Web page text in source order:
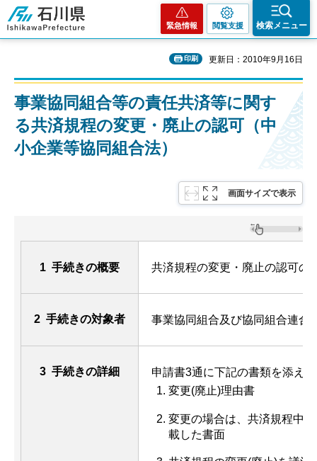
石川県
緊急情報 閲覧支援 検索メニュー
印刷 更新日：2010年9月16日
事業協同組合等の責任共済等に関す
る共済規程の変更・廃止の認可（中
小企業等協同組合法）
画面サイズで表示
1 手続きの概要 共済規程の変更・廃止の認可の
2 手続きの対象者 事業協同組合及び協同組合連合
3 手続きの詳細
申請書3通に下記の書類を添え
変更(廃止)理由書
変更の場合は、共済規程中
載した書面